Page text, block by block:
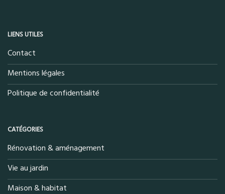
LIENS UTILES
Contact
Mentions légales
Politique de confidentialité
CATÉGORIES
Rénovation & aménagement
Vie au jardin
Maison & habitat